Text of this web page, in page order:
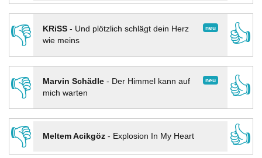
👎
neu
KRiSS- Und plötzlich schlägt dein Herz
wie meins
👍
👎 neu
Marvin Schädle- Der Himmel kann auf
mich warten
👍
👎
Meltem Acikgöz- Explosion In My Heart
👍